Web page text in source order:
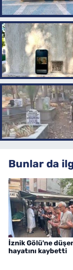
Bunlar da
İznik Gölü'ne
hayatını kaybetti